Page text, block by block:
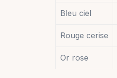
Bleu ciel
Rouge cerise
Or rose